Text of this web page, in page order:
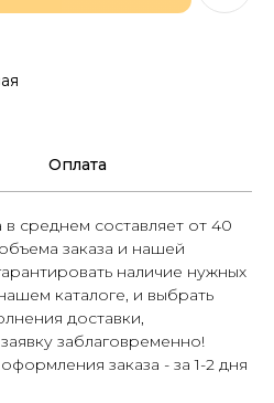
Оплата
среднем составляет от 40
заказа и нашей
наличие нужных
каталоге, и выбрать
доставки,
заблаговременно!
заказа - за 1-2 дня